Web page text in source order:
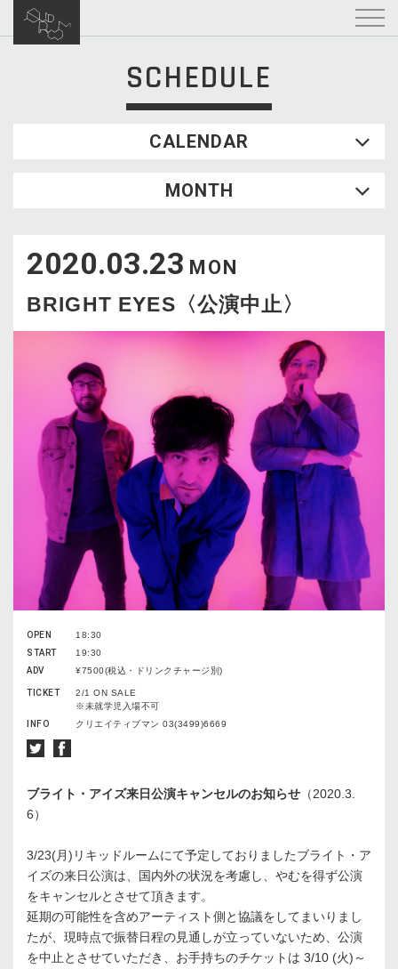
SCHEDULE
CALENDAR
WED
2
3 4 5
16
17 18 19 20
23
24 25 26 27 28
29
31
MONTH
2020.03.23 MON
BRIGHT EYES〈公演中止〉
OPEN
18:30
START
19:30
ADV
¥7500(税込・ドリンクチャージ別)
TICKET
2/1 ON SALE
※未就学児入場不可
INFO
クリエイティブマン 03(3499)6669
ブライト・アイズ来日公演キャンセルのお知らせ （2020.3.
6）
3/23(月)リキッドルームにて予定しておりましたブライト・ア
イズの来日公演は、国内外の状況を考慮し、やむを得ず公演
をキャンセルとさせて頂きます。
延期の可能性を含めアーティスト側と協議をしてまいりまし
たが、現時点で振替日程の見通しが立っていないため、公演
を中止とさせていただき、お手持ちのチケットは 3/10 (火)～